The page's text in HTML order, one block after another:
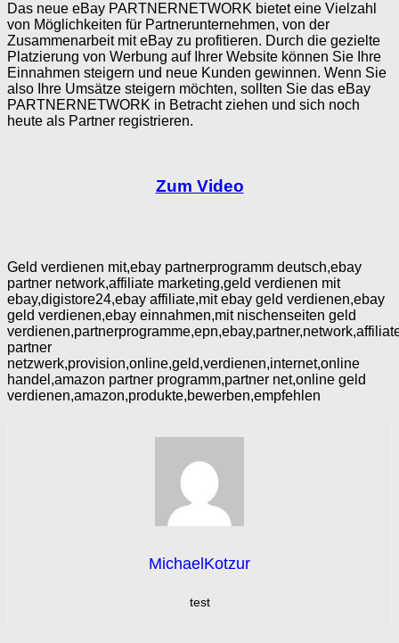
Das neue eBay PARTNERNETWORK bietet eine Vielzahl
von Möglichkeiten für Partnerunternehmen, von der
Zusammenarbeit mit eBay zu profitieren. Durch die gezielte
Platzierung von Werbung auf Ihrer Website können Sie Ihre
Einnahmen steigern und neue Kunden gewinnen. Wenn Sie
also Ihre Umsätze steigern möchten, sollten Sie das eBay
PARTNERNETWORK in Betracht ziehen und sich noch
heute als Partner registrieren.
Zum Video
Geld verdienen mit,ebay partnerprogramm deutsch,ebay
partner network,affiliate marketing,geld verdienen mit
ebay,digistore24,ebay affiliate,mit ebay geld verdienen,ebay
geld verdienen,ebay einnahmen,mit nischenseiten geld
partner
netzwerk,provision,online,geld,verdienen,internet,online
handel,amazon partner programm,partner net,online geld
verdienen,amazon,produkte,bewerben,empfehlen
MichaelKotzur
test